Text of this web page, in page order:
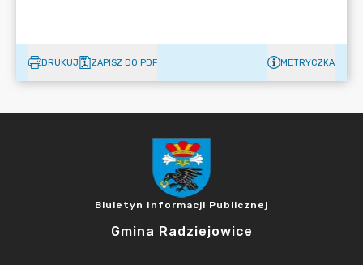
DRUKUJ ZAPISZ DO PDF METRYCZKA
Biuletyn Informacji Publicznej
Gmina Radziejowice